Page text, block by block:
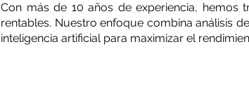
Con más de 10 años de experiencia, hemos
rentables. Nuestro enfoque combina análisis
inteligencia artificial para maximizar el